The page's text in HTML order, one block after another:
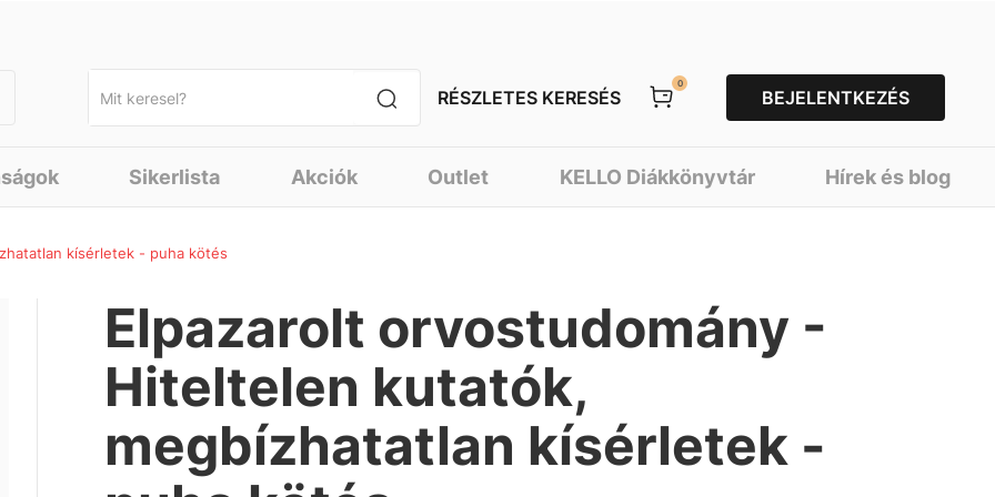
RÉSZLETES KERESÉS
0
BEJELENTKEZÉS
Sikerlista Akciók Outlet KELLO Diákkönyvtár Hírek és blog
kísérletek - puha kötés
Elpazarolt orvostudomány -
Hiteltelen kutatók,
megbízhatatlan kísérletek -